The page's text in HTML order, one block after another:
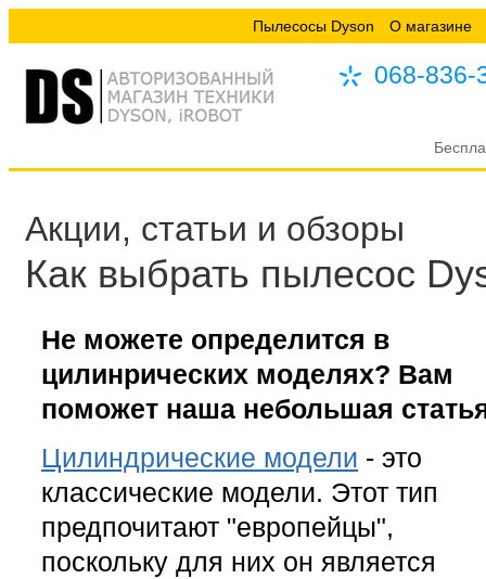
Пылесосы Dyson О магазине
068-836-
Акции, статьи и обзоры
Как выбрать пылесос
Не можете определится в
цилинрических моделях? Вам
поможет наша небольшая
Цилиндрические модели - это
классические модели. Этот тип
предпочитают "европейцы",
поскольку для них он является